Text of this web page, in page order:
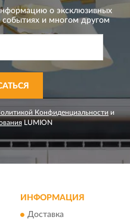
о эксклюзивных
событиях и многом другом
Конфиденциальности и
LUMION
ИНФОРМАЦИЯ
Доставка